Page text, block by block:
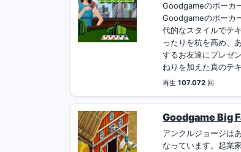
Goodgameのポーカ
Goodgameのポーカ
代的なスタイルでテ
ったりを杭を高め、
するお友達にプレゼ
ねりを加えた真のテ
再生107.072 回
Goodgame Big
アンクルジョージは
なっています。起業